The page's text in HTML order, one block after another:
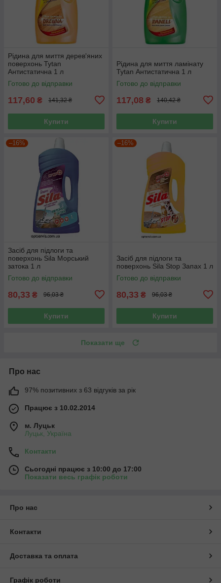
Рідина для миття дерев'яних
поверхонь Tytan
Антистатична 1 л
Готово до відправки
117,60 ₴ 141,32 ₴
Купити
Рідина для миття ламінату
Tytan Антистатична 1 л
Готово до відправки
117,08 ₴ 140,42 ₴
Купити
–16%
Засіб для підлоги та
поверхонь Sila Морський
затока 1 л
Готово до відправки
80,33 ₴ 96,03 ₴
Купити
–16%
Засіб для підлоги та
поверхонь Sila Stop Запах 1 л
Готово до відправки
80,33 ₴ 96,03 ₴
Купити
Показати ще
Про нас
97% позитивних з 63 відгуків за рік
Працює з 10.02.2014
м. Луцьк
Луцьк, Україна
Контакти
Сьогодні працює з 10:00 до 17:00
Показати весь графік роботи
Про нас
Контакти
Доставка та оплата
Графік роботи